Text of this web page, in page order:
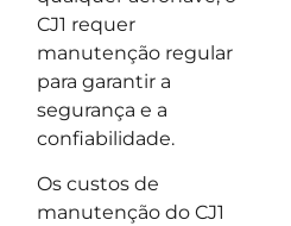
CJ1 requer
manutenção regular
para garantir a
segurança e a
confiabilidade.
Os custos de
manutenção do CJ1